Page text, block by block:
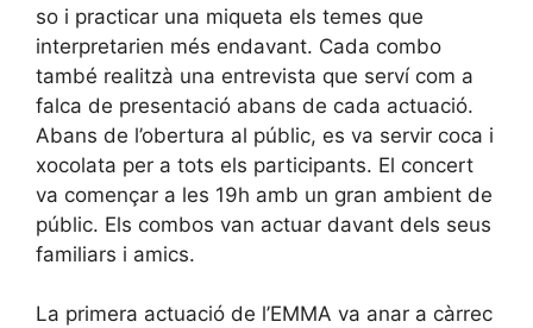
so i practicar una miqueta els temes que
interpretarien més endavant. Cada combo
també realitzà una entrevista que serví com a
falca de presentació abans de cada actuació.
Abans de l’obertura al públic, es va servir coca i
xocolata per a tots els participants. El concert
va començar a les 19h amb un gran ambient de
públic. Els combos van actuar davant dels seus
familiars i amics.
La primera actuació de l’EMMA va anar a càrrec